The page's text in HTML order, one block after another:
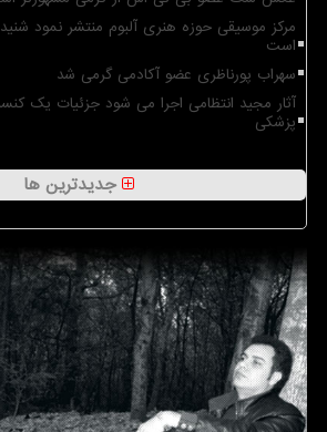
مرکز موسیقی حوزه هنری آلبوم منتشر نمود
است
سهراب پورناظری عضو آکادمی گرمی شد
آثار مجید انتظامی اجرا می شود جزئیات یک
پزشکی
جدیدترین ها